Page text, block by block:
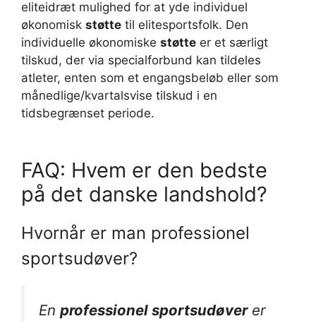
eliteidræt mulighed for at yde individuel
økonomisk støtte til elitesportsfolk. Den
individuelle økonomiske støtte er et særligt
tilskud, der via specialforbund kan tildeles
atleter, enten som et engangsbeløb eller som
månedlige/kvartalsvise tilskud i en
tidsbegrænset periode.
FAQ: Hvem er den bedste
på det danske landshold?
Hvornår er man professionel
sportsudøver?
En professionel sportsudøverer